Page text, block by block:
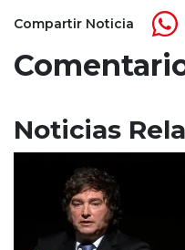
Compartir Noticia
Noticias